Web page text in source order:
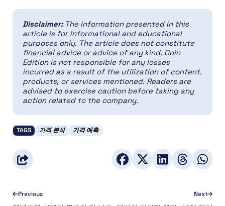
Disclaimer: The information presented in this
article is for informational and educational
purposes only. The article does not constitute
financial advice or advice of any kind. Coin
Edition is not responsible for any losses
incurred as a result of the utilization of content,
products, or services mentioned. Readers are
advised to exercise caution before taking any
action related to the company.
TAGS 가격 분석 가격 예측
Previous Next